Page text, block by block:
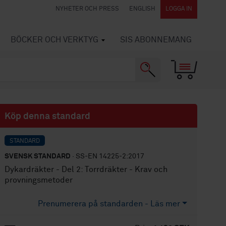
NYHETER OCH PRESS ENGLISH LOGGA IN
BÖCKER OCH VERKTYG SIS ABONNEMANG
Köp denna standard
STANDARD
SVENSK STANDARD · SS-EN 14225-2:2017
Dykardräkter - Del 2: Torrdräkter - Krav och
provningsmetoder
Prenumerera på standarden - Läs mer